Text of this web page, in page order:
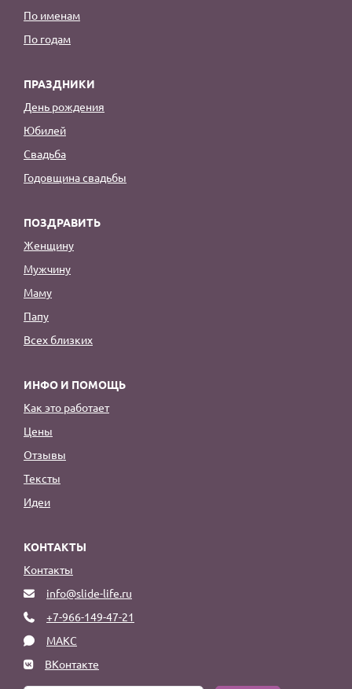
По именам
По годам
ПРАЗДНИКИ
День рождения
Юбилей
Свадьба
Годовщина свадьбы
ПОЗДРАВИТЬ
Женщину
Мужчину
Маму
Папу
Всех близких
ИНФО И ПОМОЩЬ
Как это работает
Цены
Отзывы
Тексты
Идеи
КОНТАКТЫ
Контакты
info@slide-life.ru
+7-966-149-47-21
МАКС
ВКонтакте